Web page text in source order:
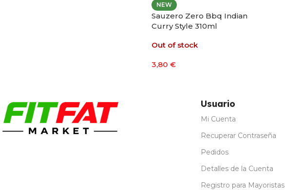
NEW
Sauzero Zero Bbq Indian
Curry Style 310ml
Out of stock
3,80 €
Usuario
Mi Cuenta
Recuperar Contraseña
Pedidos
Detalles de la Cuenta
Registro para Mayoristas